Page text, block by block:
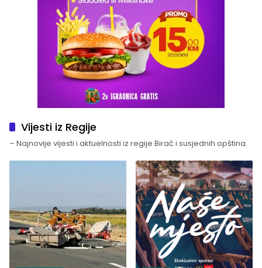
Vijesti iz Regije
– Najnovije vijesti i aktuelnosti iz regije Birač i susjednih opština.